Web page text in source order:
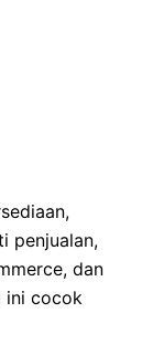
penjualan,
dan
ini cocok